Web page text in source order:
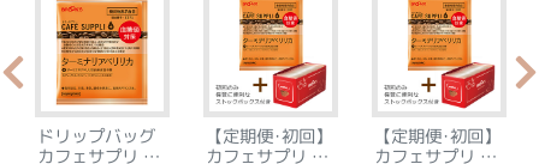
ドリップバッグ
カフェサプリ タ
【定期便･初回】
カフェサプリ タ
【定期便･初回】
カフェサプリ タ